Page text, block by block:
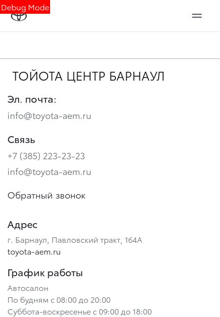
Debug Mode
ТОЙОТА ЦЕНТР БАРНАУЛ
Адрес
г. Барнаул, Павловский тракт, 164А
toyota-aem.ru
Эл. почта:
info@toyota-aem.ru
График работы
Автосалон
По будням с 08:00 до 20:00
Суббота-воскресенье с 09:00 до 18:00
Связь
+7 (385) 223-23-23
info@toyota-aem.ru
Обратный звонок